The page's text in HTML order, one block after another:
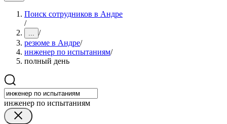
Поиск сотрудников в Андре
/
... /
резюме в Андре/
инженер по испытаниям/
полный день
инженер по испытаниям